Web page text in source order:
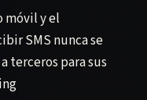
móvil y el
SMS nunca se
terceros para sus